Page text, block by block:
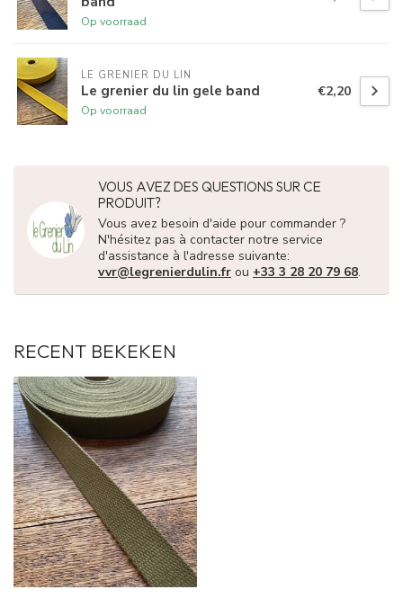
Op voorraad
LE GRENIER DU LIN
Le grenier du lin gele band
Op voorraad
€2,20
VOUS AVEZ DES QUESTIONS SUR CE
PRODUIT?
Vous avez besoin d'aide pour commander ?
N'hésitez pas à contacter notre service
d'assistance à l'adresse suivante:
vvr@legrenierdulin.fr ou +33 3 28 20 79 68.
RECENT BEKEKEN